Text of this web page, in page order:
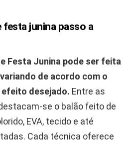
junina passo a
Festa Junina pode ser feita
de acordo com o
desejado. Entre as
se o balão feito de
EVA, tecido e até
Cada técnica oferece